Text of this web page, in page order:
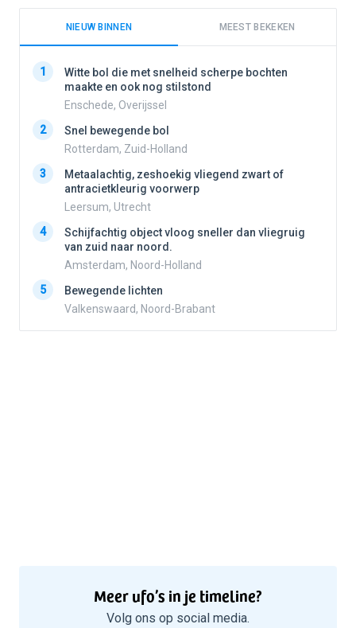
NIEUW BINNEN MEEST BEKEKEN
1
Witte bol die met snelheid scherpe bochten
maakte en ook nog stilstond
Enschede, Overijssel
2
Snel bewegende bol
Rotterdam, Zuid-Holland
3
Metaalachtig, zeshoekig vliegend zwart of
antracietkleurig voorwerp
Leersum, Utrecht
4
Schijfachtig object vloog sneller dan vliegruig
van zuid naar noord.
Amsterdam, Noord-Holland
5
Bewegende lichten
Valkenswaard, Noord-Brabant
Meer ufo’s in je timeline?
Volg ons op social media.